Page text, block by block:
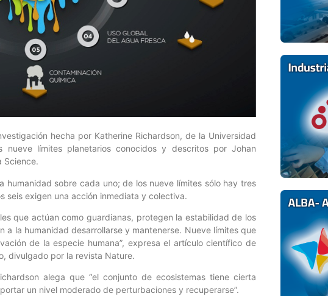
hecha por Katherine Richardson, de la Universidad
nueve límites planetarios conocidos y descritos por Johan
Science.
humanidad sobre cada uno; de los nueve límites sólo hay tres
seis exigen una acción inmediata y colectiva.
que actúan como guardianas, protegen la estabilidad de los
la humanidad desarrollarse y mantenerse. Nueve límites que
de la especie humana”, expresa el artículo científico de
divulgado por la revista Nature.
alega que “el conjunto de ecosistemas tiene cierta
un nivel moderado de perturbaciones y recuperarse”.